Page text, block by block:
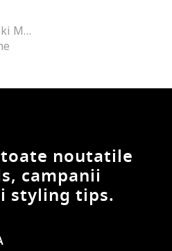
Colier cu cristale Swarovski Montana 7430-6030-04, Albastru
noutatile
campanii
styling tips.